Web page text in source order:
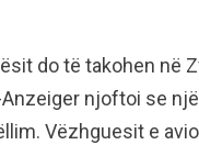
do të takohen në
njoftoi se
Vëzhguesit e